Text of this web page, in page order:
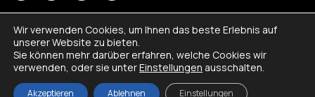
casasoft.ch© All rights reserved.
Impressum
Datenschutz
Wir verwenden Cookies, um Ihnen das beste Erlebnis auf
unserer Website zu bieten.
Sie können mehr darüber erfahren, welche Cookies wir
verwenden, oder sie unterEinstellungen ausschalten.
Akzeptieren Ablehnen Einstellungen